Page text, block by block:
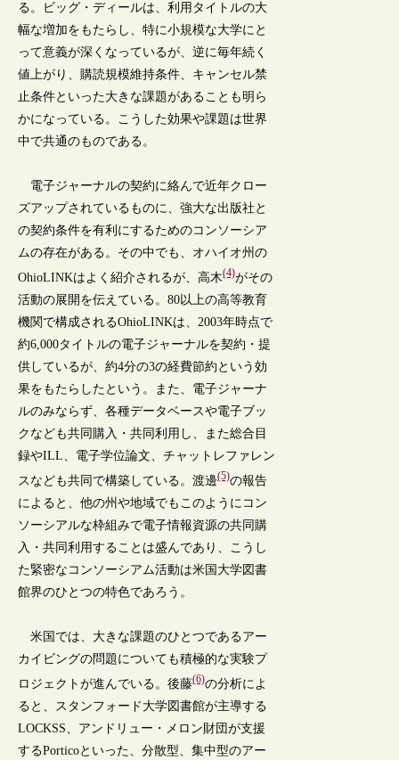
る。ビッグ・ディールは、利用タイトルの大
幅な増加をもたらし、特に小規模な大学にと
って意義が深くなっているが、逆に毎年続く
値上がり、購読規模維持条件、キャンセル禁
止条件といった大きな課題があることも明ら
かになっている。こうした効果や課題は世界
中で共通のものである。
電子ジャーナルの契約に絡んで近年クロー
ズアップされているものに、強大な出版社と
の契約条件を有利にするためのコンソーシア
ムの存在がある。その中でも、オハイオ州の
OhioLINKはよく紹介されるが、高木(4)がその
活動の展開を伝えている。80以上の高等教育
機関で構成されるOhioLINKは、2003年時点で
約6,000タイトルの電子ジャーナルを契約・提
供しているが、約4分の3の経費節約という効
果をもたらしたという。また、電子ジャーナ
ルのみならず、各種データベースや電子ブッ
クなども共同購入・共同利用し、また総合目
録やILL、電子学位論文、チャットレファレン
スなども共同で構築している。渡邊(5)の報告
によると、他の州や地域でもこのようにコン
ソーシアルな枠組みで電子情報資源の共同購
入・共同利用することは盛んであり、こうし
た緊密なコンソーシアム活動は米国大学図書
館界のひとつの特色であろう。
米国では、大きな課題のひとつであるアー
カイビングの問題についても積極的な実験プ
ロジェクトが進んでいる。後藤(6)の分析によ
ると、スタンフォード大学図書館が主導する
LOCKSS、アンドリュー・メロン財団が支援
するPorticoといった、分散型、集中型のアー